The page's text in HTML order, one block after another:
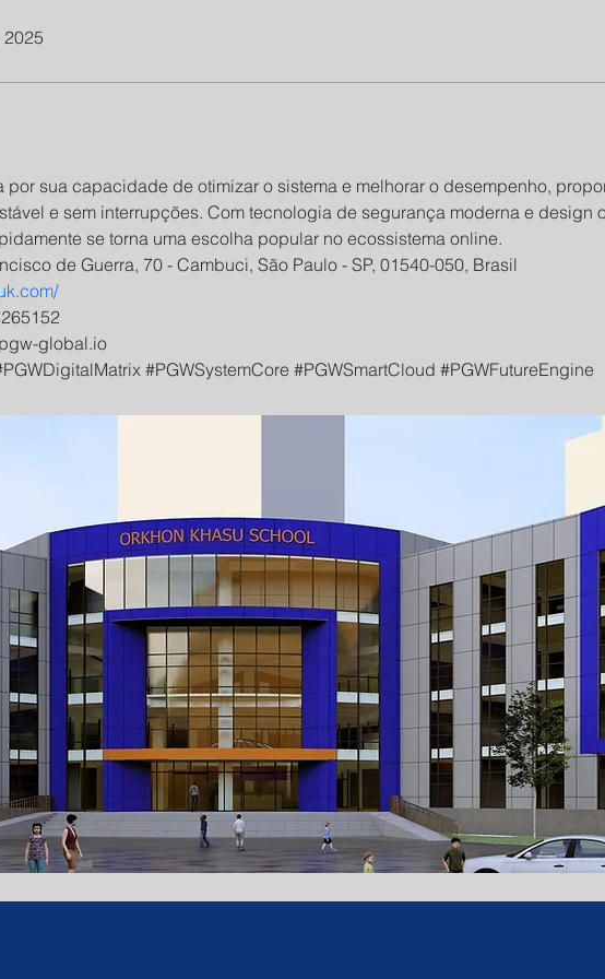
por sua capacidade de otimizar o sistema e melhorar o desempenho,
e sem interrupções. Com tecnologia de segurança moderna e design
se torna uma escolha popular no ecossistema online.
de Guerra, 70 - Cambuci, São Paulo - SP, 01540-050, Brasil
global.io
#PGWSystemCore #PGWSmartCloud #PGWFutureEngine